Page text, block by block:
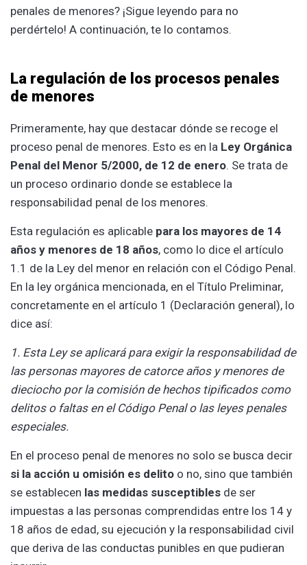
penales de menores? ¡Sigue leyendo para no
perdértelo! A continuación, te lo contamos.
La regulación de los procesos penales
de menores
Primeramente, hay que destacar dónde se recoge el
proceso penal de menores. Esto es en la Ley Orgánica
Penal del Menor 5/2000, de 12 de enero. Se trata de
un proceso ordinario donde se establece la
responsabilidad penal de los menores.
Esta regulación es aplicable para los mayores de 14
años y menores de 18 años, como lo dice el artículo
1.1 de la Ley del menor en relación con el Código Penal.
En la ley orgánica mencionada, en el Título Preliminar,
concretamente en el artículo 1 (Declaración general), lo
dice así:
1. Esta Ley se aplicará para exigir la responsabilidad de
las personas mayores de catorce años y menores de
dieciocho por la comisión de hechos tipificados como
delitos o faltas en el Código Penal o las leyes penales
especiales.
En el proceso penal de menores no solo se busca decir
si la acción u omisión es delito o no, sino que también
se establecen las medidas susceptibles de ser
impuestas a las personas comprendidas entre los 14 y
18 años de edad, su ejecución y la responsabilidad civil
que deriva de las conductas punibles en que pudieran